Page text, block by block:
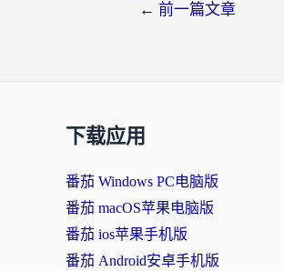
← 前一篇文章
下载应用
番茄 Windows PC电脑版
番茄 macOS苹果电脑版
番茄 ios苹果手机版
番茄 Android安卓手机版